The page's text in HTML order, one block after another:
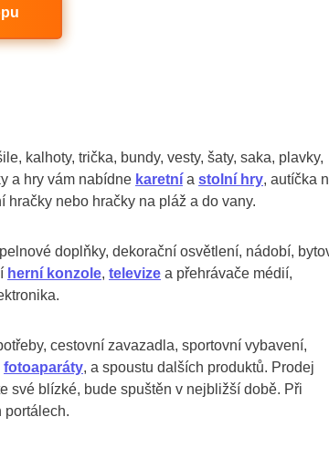
kalhoty, trička, bundy, vesty, šaty, saka, plavky,
a hry vám nabídne karetní a stolní hry, autíčka
nebo hračky na pláž a do vany.
doplňky, dekorační osvětlení, nádobí,
herní konzole, televize a přehrávače médií,
cestovní zavazadla, sportovní vybavení,
fotoaparáty, a spoustu dalších produktů. Prodej
své blízké, bude spuštěn v nejbližší době. Při
portálech.